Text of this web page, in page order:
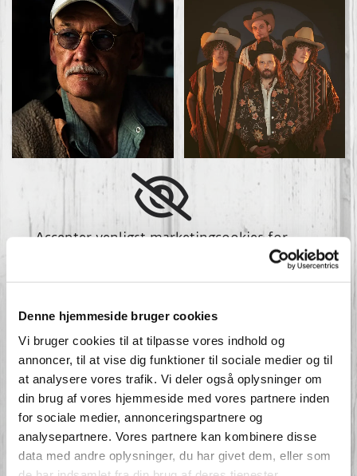
Denne hjemmeside bruger cookies
Vi bruger cookies til at tilpasse vores indhold og
annoncer, til at vise dig funktioner til sociale medier og til
at analysere vores trafik. Vi deler også oplysninger om
din brug af vores hjemmeside med vores partnere inden
for sociale medier, annonceringspartnere og
analysepartnere. Vores partnere kan kombinere disse
data med andre oplysninger, du har givet dem, eller som
Accepter venligst marketingcookies for
Accepter cookies